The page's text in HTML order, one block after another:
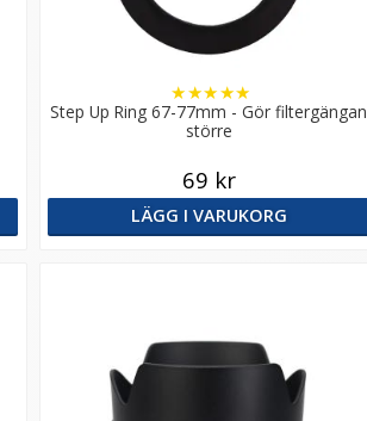
Step Up Ring 67-77mm - Gör filtergängan
större
★★★★★
69 kr
LÄGG I VARUKORG